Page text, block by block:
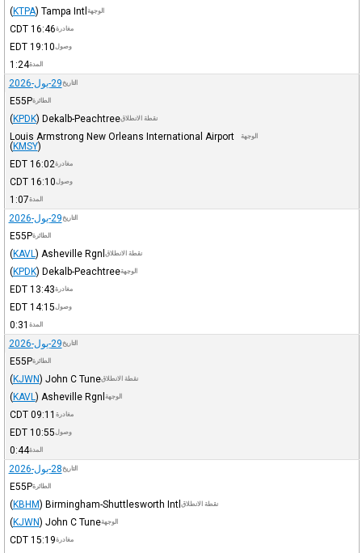
الوجهة Tampa Intl
(KTPA)
مغادرة16:46
CDT
وصول 19:10
EDT
المدة1:24
التاريخ29-يول-2026
الطائرةE55P
نقطة الانطلاقDekalb-Peachtree
(KPDK)
الوجهة
Louis Armstrong New Orleans International Airport
(KMSY)
مغادرة16:02
EDT
وصول 16:10
CDT
المدة1:07
التاريخ29-يول-2026
الطائرةE55P
نقطة الانطلاق Asheville Rgnl
(KAVL )
الوجهةDekalb-Peachtree
(KPDK)
مغادرة13:43
EDT
وصول 14:15
EDT
المدة 0:31
التاريخ29-يول-2026
الطائرةE55P
نقطة الانطلاقJohn C Tune
(KJWN)
الوجهة Asheville Rgnl
(KAVL )
مغادرة 09:11
CDT
وصول 10:55
EDT
المدة0:44
التاريخ28-يول-2026
الطائرةE55P
نقطة الانطلاق Birmingham-Shuttlesworth Intl
(KBHM)
الوجهةJohn C Tune
(KJWN)
مغادرة15:19
CDT